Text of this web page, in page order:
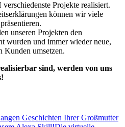
Projekte realisiert.
können wir viele
unseren Projekten den
wurden und immer wieder neue,
Kunden umsetzen.
sind, werden von uns
Geschichten Ihrer Großmutter